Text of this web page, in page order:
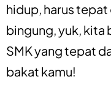
hidup, harus tepat
bingung, yuk, kita
SMK yang tepat
bakat kamu!